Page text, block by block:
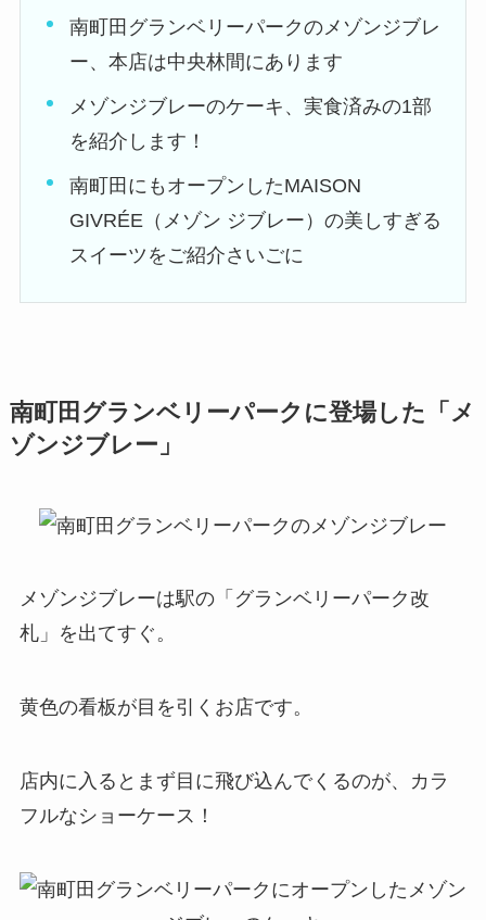
南町田グランベリーパークのメゾンジブレ
ー、本店は中央林間にあります
メゾンジブレーのケーキ、実食済みの1部
を紹介します！
南町田にもオープンしたMAISON
GIVRÉE（メゾン ジブレー）の美しすぎる
スイーツをご紹介さいごに
南町田グランベリーパークに登場した「メ
ゾンジブレー」
メゾンジブレーは駅の「グランベリーパーク改
札」を出てすぐ。
黄色の看板が目を引くお店です。
店内に入るとまず目に飛び込んでくるのが、カラ
フルなショーケース！